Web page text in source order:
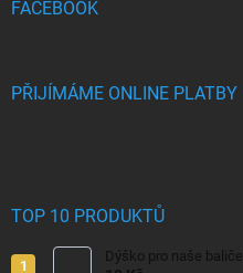
FACEBOOK
PŘIJÍMÁME ONLINE PLATBY
TOP 10 PRODUKTŮ
Dýško pro naše baliče